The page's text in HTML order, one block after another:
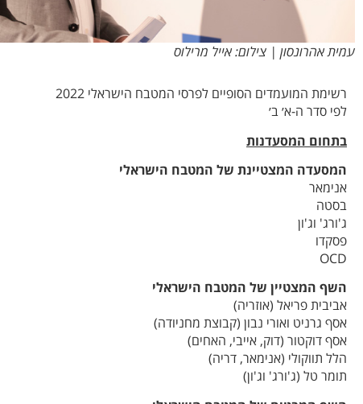
עמית אהרונסון | צילום: אייל מרילוס
רשימת המועמדים הסופיים לפרסי המטבח הישראלי 2022
לפי סדר ה-א׳ ב׳
בתחום המסעדנות
המסעדה המצטיינת של המטבח הישראלי
אנימאר
בסטה
ג'ורג' וג'ון
פסקדו
OCD
השף המצטיין של המטבח הישראלי
אביבית פריאל (אוזריה)
אסף גרניט ואורי נבון (קבוצת מחניודה)
אסף דוקטור (דוק, אייבי, האחים)
הלל תווקולי (אנימאר, דריה)
תומר טל (ג'ורג' וג'ון)